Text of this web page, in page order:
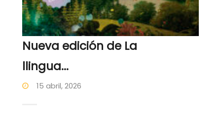
Nueva edición de La
llingua...
15 abril, 2026